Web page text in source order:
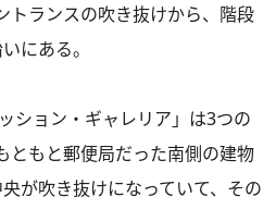
トランスの吹き抜けから、階段
にある。
ション・ギャレリア」は3つの
ともと郵便局だった南側の建物
が吹き抜けになっていて、その